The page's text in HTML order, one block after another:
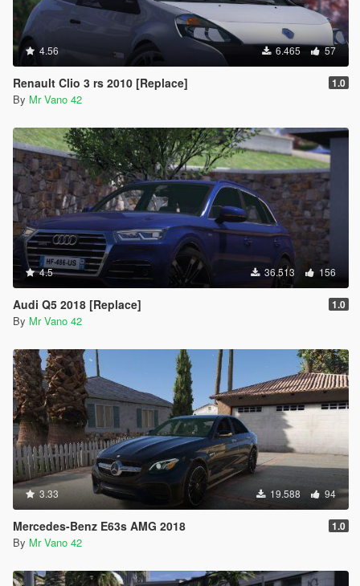
4.56 6.465 57
Renault Clio 3 rs 2010 [Replace] 1.0
By Mr Vano 42
4.5 36.513 156
Audi Q5 2018 [Replace] 1.0
By Mr Vano 42
3.33 19.588 94
Mercedes-Benz E63s AMG 2018 1.0
By Mr Vano 42